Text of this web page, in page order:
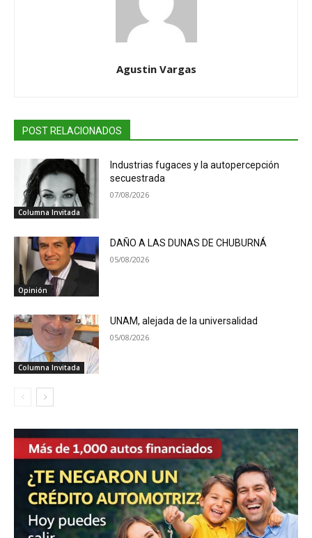
Agustin Vargas
POST RELACIONADOS
Columna Invitada
Industrias fugaces y la autopercepción
secuestrada
07/08/2026
Opinión
DAÑO A LAS DUNAS DE CHUBURNÁ
05/08/2026
Columna Invitada
UNAM, alejada de la universalidad
05/08/2026